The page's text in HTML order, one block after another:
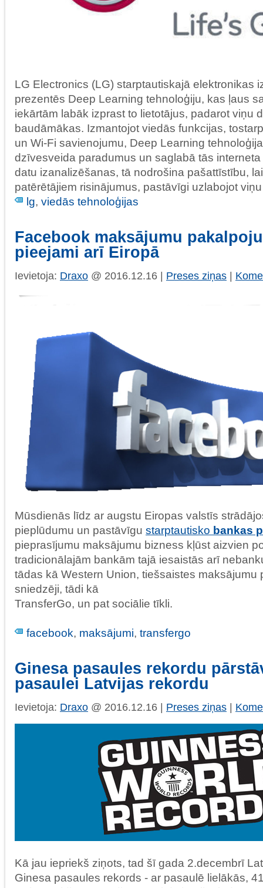
LG Electronics (LG) starptautiskajā elektronikas
prezentēs Deep Learning tehnoloģiju, kas ļaus
iekārtām labāk izprast to lietotājus, padarot viņu
baudāmākas. Izmantojot viedās funkcijas,
un Wi-Fi savienojumu, Deep Learning
dzīvesveida paradumus un saglabā tās
datu izanalizēšanas, tā nodrošina pašattīstību,
patērētājiem risinājumus, pastāvīgi uzlabojot
lg, viedās tehnoloģijas
Facebook maksājumu
pieejami arī Eiropā
Ievietoja: Draxo @ 2016.12.16 | Preses ziņas
Mūsdienās līdz ar augstu Eiropas valstīs
pieplūdumu un pastāvīgu starptautisko bankas
pieprasījumu maksājumu bizness kļūst aizvien
tradicionālajām bankām tajā iesaistās arī
tādas kā Western Union, tiešsaistes maksājumu
sniedzēji, tādi kā
TransferGo, un pat sociālie tīkli.
facebook, maksājumi, transfergo
Ginesa pasaules rekordu
pasaulei Latvijas rekordu
Ievietoja: Draxo @ 2016.12.16 | Preses ziņas |
Kā jau iepriekš ziņots, tad šī gada 2.decembrī
Ginesa pasaules rekords - ar pasaulē lielākās,